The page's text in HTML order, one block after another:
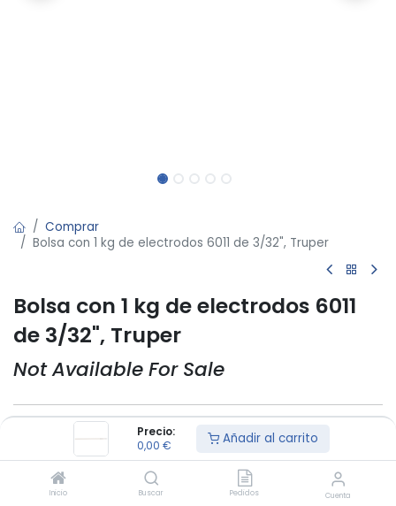
Precio:
0,00 € Añadir al carrito
Inicio Buscar Pedidos Cuenta
Comprar
Bolsa con 1 kg de electrodos 6011 de 3/32", Truper
Bolsa con 1 kg de electrodos 6011
de 3/32", Truper
Not Available For Sale